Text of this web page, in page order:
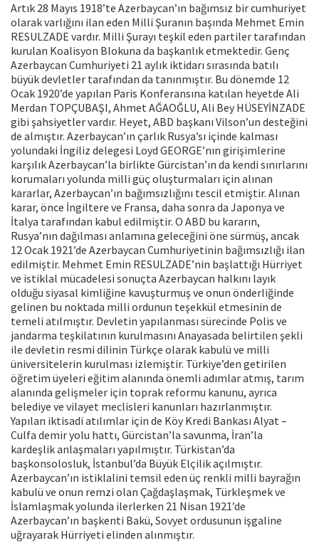
Artık 28 Mayıs 1918’te Azerbaycan’ın bağımsız bir cumhuriyet
olarak varlığını ilan eden Milli Şuranın başında Mehmet Emin
RESULZADE vardır. Milli Şurayı teşkil eden partiler tarafından
kurulan Koalisyon Blokuna da başkanlık etmektedir. Genç
Azerbaycan Cumhuriyeti 21 aylık iktidarı sırasında batılı
büyük devletler tarafından da tanınmıştır. Bu dönemde 12
Ocak 1920’de yapılan Paris Konferansına katılan heyetde Ali
Merdan TOPÇUBAŞI, Ahmet AĞAOĞLU, Ali Bey HÜSEYİNZADE
gibi şahsiyetler vardır. Heyet, ABD başkanı Vilson’un desteğini
de almıştır. Azerbaycan’ın çarlık Rusya’sı içinde kalması
yolundaki İngiliz delegesi Loyd GEORGE’nın girişimlerine
karşılık Azerbaycan’la birlikte Gürcistan’ın da kendi sınırlarını
korumaları yolunda milli güç oluşturmaları için alınan
kararlar, Azerbaycan’ın bağımsızlığını tescil etmiştir. Alınan
karar, önce İngiltere ve Fransa, daha sonra da Japonya ve
İtalya tarafından kabul edilmiştir. O ABD bu kararın,
Rusya’nın dağılması anlamına geleceğini öne sürmüş, ancak
12 Ocak 1921’de Azerbaycan Cumhuriyetinin bağımsızlığı ilan
edilmiştir. Mehmet Emin RESULZADE’nin başlattığı Hürriyet
ve istiklal mücadelesi sonuçta Azerbaycan halkını layık
olduğu siyasal kimliğine kavuşturmuş ve onun önderliğinde
gelinen bu noktada milli ordunun teşekkül etmesinin de
temeli atılmıştır. Devletin yapılanması sürecinde Polis ve
jandarma teşkilatının kurulmasını Anayasada belirtilen şekli
ile devletin resmi dilinin Türkçe olarak kabulü ve milli
üniversitelerin kurulması izlemiştir. Türkiye’den getirilen
öğretim üyeleri eğitim alanında önemli adımlar atmış, tarım
alanında gelişmeler için toprak reformu kanunu, ayrıca
belediye ve vilayet meclisleri kanunları hazırlanmıştır.
Yapılan iktisadi atılımlar için de Köy Kredi Bankası Alyat –
Culfa demir yolu hattı, Gürcistan’la savunma, İran’la
kardeşlik anlaşmaları yapılmıştır. Türkistan’da
başkonsolosluk, İstanbul’da Büyük Elçilik açılmıştır.
Azerbaycan’ın istiklalini temsil eden üç renkli milli bayrağın
kabulü ve onun remzi olan Çağdaşlaşmak, Türkleşmek ve
İslamlaşmak yolunda ilerlerken 21 Nisan 1921’de
Azerbaycan’ın başkenti Bakü, Sovyet ordusunun işgaline
uğrayarak Hürriyeti elinden alınmıştır.